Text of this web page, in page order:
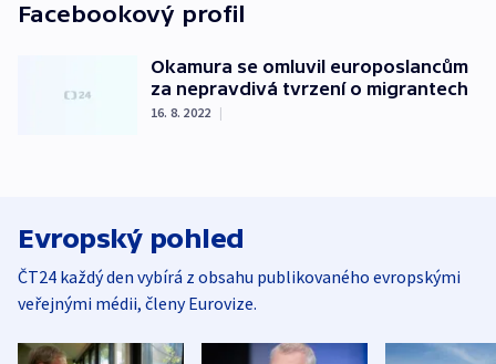
Facebookový profil
Okamura se omluvil europoslancům
za nepravdivá tvrzení o migrantech
16. 8. 2022 |
Evropský pohled
ČT24 každý den vybírá z obsahu publikovaného evropskými
veřejnými médii, členy Eurovize.